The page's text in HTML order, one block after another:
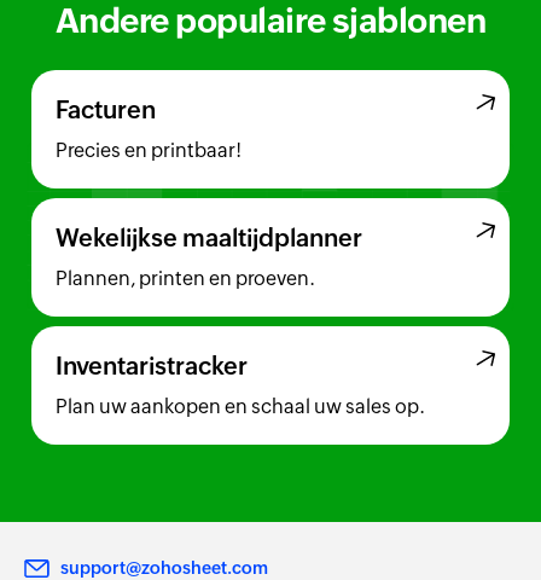
Andere populaire sjablonen
Facturen
Precies en printbaar!
Wekelijkse maaltijdplanner
Plannen, printen en proeven.
Inventaristracker
Plan uw aankopen en schaal uw sales op.
support@zohosheet.com